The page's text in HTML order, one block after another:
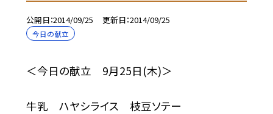
公開日 2014/09/25 更新日 2014/09/25
今日の献立
＜今日の献立 9月25日(木)＞
牛乳 ハヤシライス 枝豆ソテー